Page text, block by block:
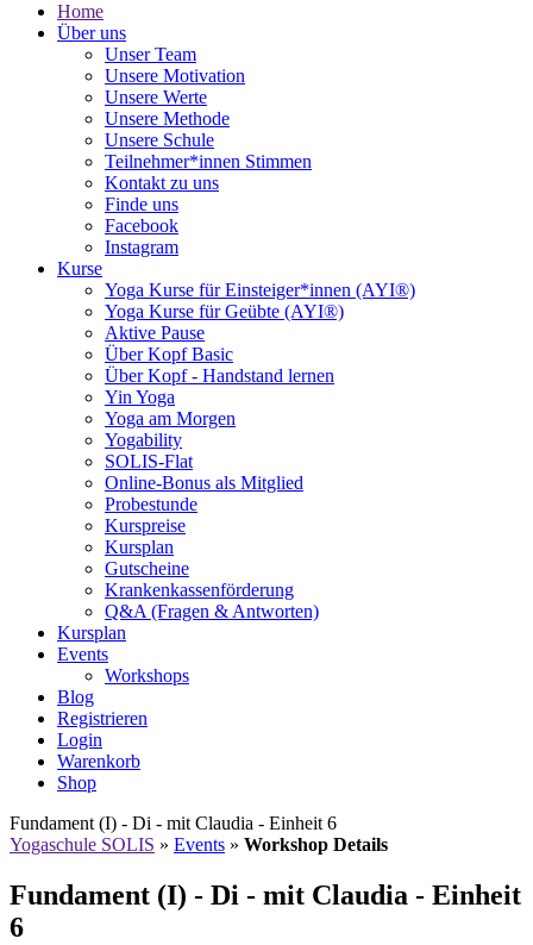
Home
Über uns
Unser Team
Unsere Motivation
Unsere Werte
Unsere Methode
Unsere Schule
Teilnehmer*innen Stimmen
Kontakt zu uns
Finde uns
Facebook
Instagram
Kurse
Yoga Kurse für Einsteiger*innen (AYI®)
Yoga Kurse für Geübte (AYI®)
Aktive Pause
Über Kopf Basic
Über Kopf - Handstand lernen
Yin Yoga
Yoga am Morgen
Yogability
SOLIS-Flat
Online-Bonus als Mitglied
Probestunde
Kurspreise
Kursplan
Gutscheine
Krankenkassenförderung
Q&A (Fragen & Antworten)
Kursplan
Events
Workshops
Blog
Registrieren
Login
Warenkorb
Shop
Fundament (I) - Di - mit Claudia - Einheit 6
Yogaschule SOLIS » Events » Workshop Details
Fundament (I) - Di - mit Claudia - Einheit
6